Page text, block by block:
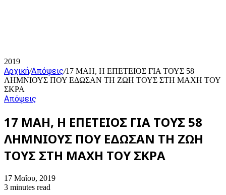
2019
Αρχική/Απόψεις/17 ΜΑΗ, Η ΕΠΕΤΕΙΟΣ ΓΙΑ ΤΟΥΣ 58
ΛΗΜΝΙΟΥΣ ΠΟΥ ΕΔΩΣΑΝ ΤΗ ΖΩΗ ΤΟΥΣ ΣΤΗ ΜΑΧΗ ΤΟΥ
ΣΚΡΑ
Απόψεις
17 ΜΑΗ, Η ΕΠΕΤΕΙΟΣ ΓΙΑ ΤΟΥΣ 58
ΛΗΜΝΙΟΥΣ ΠΟΥ ΕΔΩΣΑΝ ΤΗ ΖΩΗ
ΤΟΥΣ ΣΤΗ ΜΑΧΗ ΤΟΥ ΣΚΡΑ
17 Μαΐου, 2019
3 minutes read